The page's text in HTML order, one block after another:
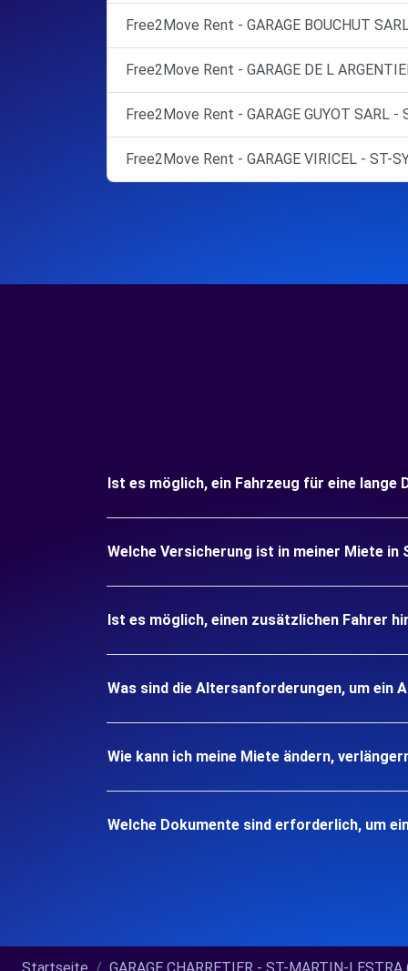
Free2Move Rent - GARAGE BOUCHUT
Free2Move Rent - GARAGE DE L
Free2Move Rent - GARAGE GUYOT SARL
Free2Move Rent - GARAGE VIRICEL - ST-
Ist es möglich, ein Fahrzeug für eine lange
Welche Versicherung ist in meiner Miete in
Ist es möglich, einen zusätzlichen Fahrer
Was sind die Altersanforderungen, um ein
Wie kann ich meine Miete ändern,
Welche Dokumente sind erforderlich, um